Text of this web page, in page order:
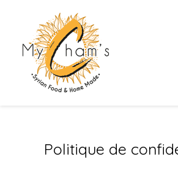
Politique de